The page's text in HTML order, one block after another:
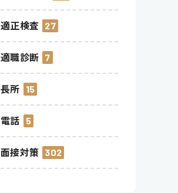
適正検査 27
適職診断 7
長所 15
電話 5
面接対策 302